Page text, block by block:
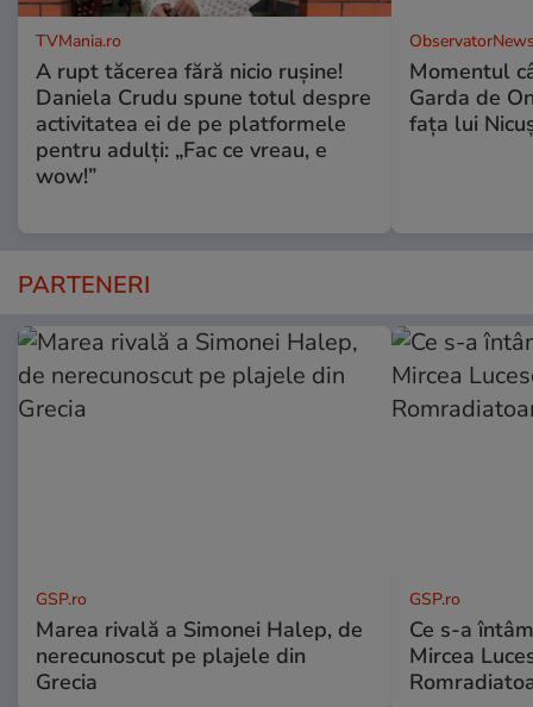
TVMania.ro
A rupt tăcerea fără nicio rușine!
Daniela Crudu spune totul despre
activitatea ei de pe platformele
pentru adulți: „Fac ce vreau, e
wow!”
Momentul
Garda de
fața lui
PARTENERI
GSP.ro
Marea rivală a Simonei Halep, de
nerecunoscut pe plajele din
Grecia
GSP.ro
Ce s-a
Mircea